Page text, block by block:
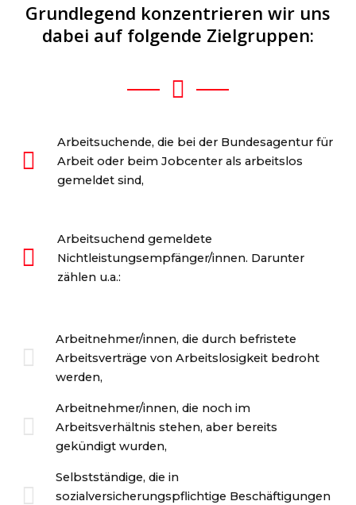
Grundlegend konzentrieren wir uns
dabei auf folgende Zielgruppen:
Arbeitsuchende, die bei der Bundesagentur für
Arbeit oder beim Jobcenter als arbeitslos
gemeldet sind,
Arbeitsuchend gemeldete
Nichtleistungsempfänger/innen. Darunter
zählen u.a.:
Arbeitnehmer/innen, die durch befristete
Arbeitsverträge von Arbeitslosigkeit bedroht
werden,
Arbeitnehmer/innen, die noch im
Arbeitsverhältnis stehen, aber bereits
gekündigt wurden,
Selbstständige, die in
sozialversicherungspflichtige Beschäftigungen